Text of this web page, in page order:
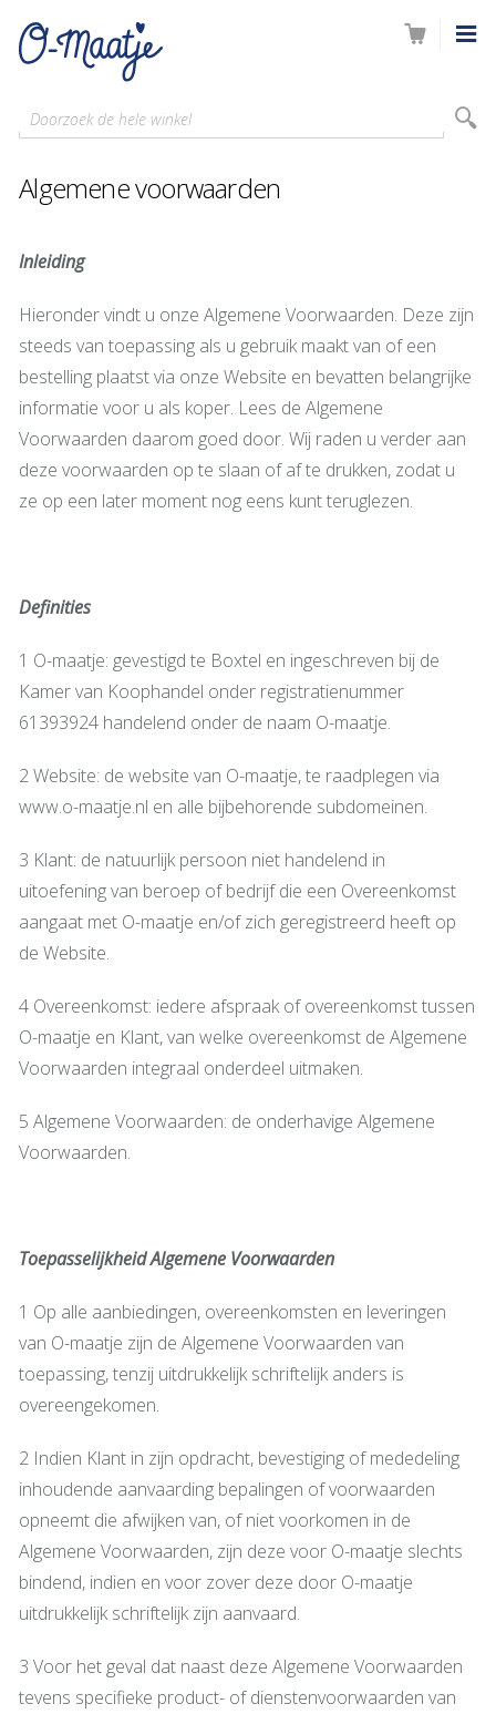
Doorzoek de hele winkel
Algemene voorwaarden
Inleiding
Hieronder vindt u onze Algemene Voorwaarden. Deze zijn
steeds van toepassing als u gebruik maakt van of een
bestelling plaatst via onze Website en bevatten belangrijke
informatie voor u als koper. Lees de Algemene
Voorwaarden daarom goed door. Wij raden u verder aan
deze voorwaarden op te slaan of af te drukken, zodat u
ze op een later moment nog eens kunt teruglezen.
Definities
1 O-maatje: gevestigd te Boxtel en ingeschreven bij de
Kamer van Koophandel onder registratienummer
61393924 handelend onder de naam O-maatje.
2 Website: de website van O-maatje, te raadplegen via
www.o-maatje.nl en alle bijbehorende subdomeinen.
3 Klant: de natuurlijk persoon niet handelend in
uitoefening van beroep of bedrijf die een Overeenkomst
aangaat met O-maatje en/of zich geregistreerd heeft op
de Website.
4 Overeenkomst: iedere afspraak of overeenkomst tussen
O-maatje en Klant, van welke overeenkomst de Algemene
Voorwaarden integraal onderdeel uitmaken.
5 Algemene Voorwaarden: de onderhavige Algemene
Voorwaarden.
Toepasselijkheid Algemene Voorwaarden
1 Op alle aanbiedingen, overeenkomsten en leveringen
van O-maatje zijn de Algemene Voorwaarden van
toepassing, tenzij uitdrukkelijk schriftelijk anders is
overeengekomen.
2 Indien Klant in zijn opdracht, bevestiging of mededeling
inhoudende aanvaarding bepalingen of voorwaarden
opneemt die afwijken van, of niet voorkomen in de
Algemene Voorwaarden, zijn deze voor O-maatje slechts
bindend, indien en voor zover deze door O-maatje
uitdrukkelijk schriftelijk zijn aanvaard.
3 Voor het geval dat naast deze Algemene Voorwaarden
tevens specifieke product- of dienstenvoorwaarden van